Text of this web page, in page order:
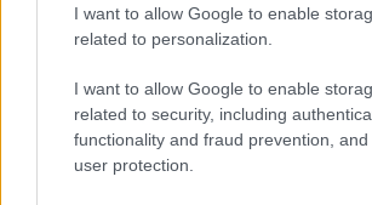
I want to allow Google to enable
related to personalization.
I want to allow Google to enable
related to security, including
functionality and fraud prevention,
user protection.
Ένταση στο Μπουένος Άιρες